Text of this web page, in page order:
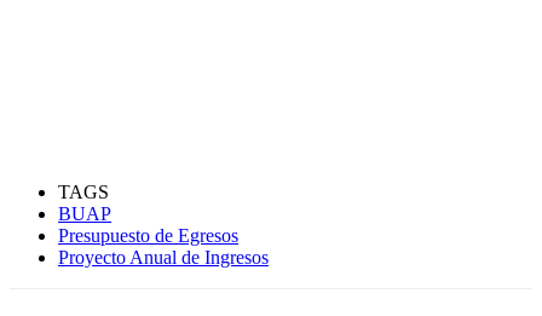
TAGS
BUAP
Presupuesto de Egresos
Proyecto Anual de Ingresos